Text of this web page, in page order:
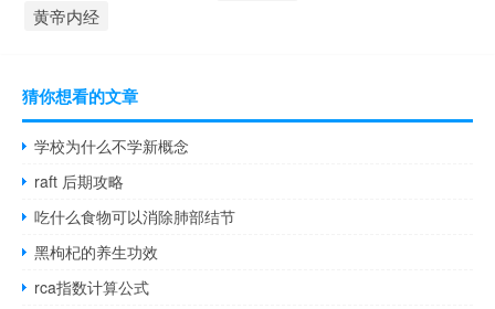
黄帝内经
猜你想看的文章
学校为什么不学新概念
raft 后期攻略
吃什么食物可以消除肺部结节
黑枸杞的养生功效
rca指数计算公式